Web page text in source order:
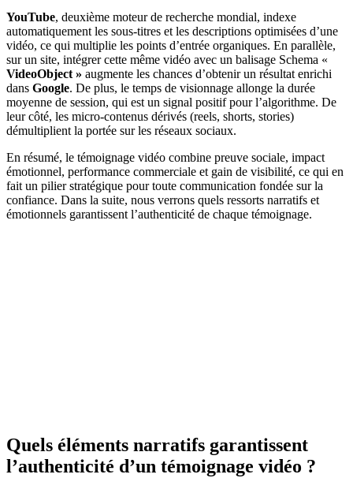
YouTube, deuxième moteur de recherche mondial, indexe
automatiquement les sous-titres et les descriptions optimisées d’une
vidéo, ce qui multiplie les points d’entrée organiques. En parallèle,
sur un site, intégrer cette même vidéo avec un balisage Schema «
VideoObject » augmente les chances d’obtenir un résultat enrichi
dans Google. De plus, le temps de visionnage allonge la durée
moyenne de session, qui est un signal positif pour l’algorithme. De
leur côté, les micro-contenus dérivés (reels, shorts, stories)
démultiplient la portée sur les réseaux sociaux.
En résumé, le témoignage vidéo combine preuve sociale, impact
émotionnel, performance commerciale et gain de visibilité, ce qui en
fait un pilier stratégique pour toute communication fondée sur la
confiance. Dans la suite, nous verrons quels ressorts narratifs et
émotionnels garantissent l’authenticité de chaque témoignage.
Quels éléments narratifs garantissent
l’authenticité d’un témoignage vidéo ?